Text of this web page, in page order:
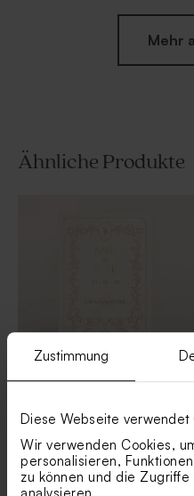
Zustimmung
Diese Webseite verwendet
Wir verwenden Cookies,
personalisieren,
zu können und die
Moderne Einlegekarte mit
Veredelung
Mehr
Ähnliche Produkte
Stilvolle Save-the-Date-
Goldfolie